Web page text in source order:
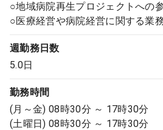
○地域病院再生プロジェクトへの
○医療経営や病院経営に関する業
週勤務日数
5.0日
勤務時間
(月～金) 08時30分 ～ 17時30分
(土曜日) 08時30分 ～ 17時30分